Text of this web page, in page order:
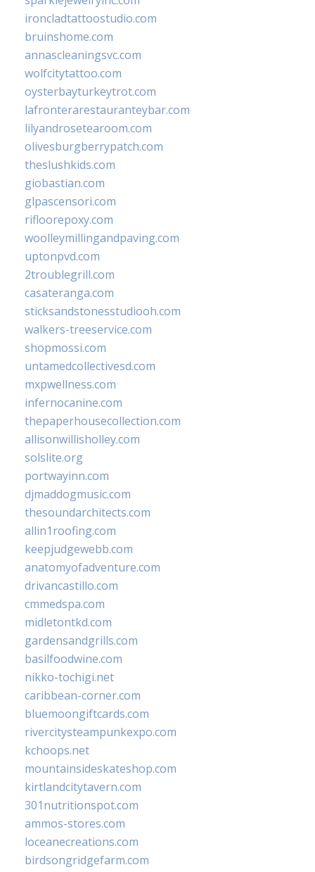
ironcladtattoostudio.com
bruinshome.com
annascleaningsvc.com
wolfcitytattoo.com
oysterbayturkeytrot.com
lafronterarestauranteybar.com
lilyandrosetearoom.com
olivesburgberrypatch.com
theslushkids.com
giobastian.com
glpascensori.com
rifloorepoxy.com
woolleymillingandpaving.com
uptonpvd.com
2troublegrill.com
casateranga.com
sticksandstonesstudiooh.com
walkers-treeservice.com
shopmossi.com
untamedcollectivesd.com
mxpwellness.com
infernocanine.com
thepaperhousecollection.com
allisonwillisholley.com
solslite.org
portwayinn.com
djmaddogmusic.com
thesoundarchitects.com
allin1roofing.com
keepjudgewebb.com
anatomyofadventure.com
drivancastillo.com
cmmedspa.com
midletontkd.com
gardensandgrills.com
basilfoodwine.com
nikko-tochigi.net
caribbean-corner.com
bluemoongiftcards.com
rivercitysteampunkexpo.com
kchoops.net
mountainsideskateshop.com
kirtlandcitytavern.com
301nutritionspot.com
ammos-stores.com
loceanecreations.com
birdsongridgefarm.com